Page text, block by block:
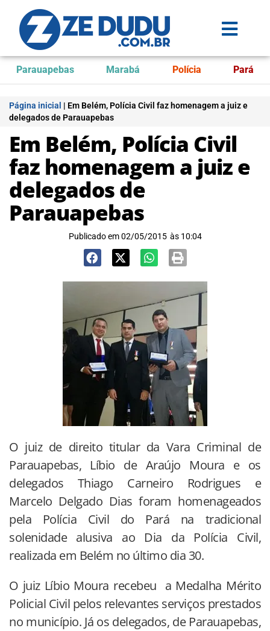
Parauapebas Marabá Polícia Pará
Página inicial | Em Belém, Polícia Civil faz homenagem a juiz e
delegados de Parauapebas
Em Belém, Polícia Civil
faz homenagem a juiz e
delegados de
Parauapebas
Publicado em 02/05/2015 às 10:04
O juiz de direito titular da Vara Criminal de
Parauapebas, Líbio de Araújo Moura e os
delegados Thiago Carneiro Rodrigues e
Marcelo Delgado Dias foram homenageados
pela Polícia Civil do Pará na tradicional
solenidade alusiva ao Dia da Polícia Civil,
realizada em Belém no último dia 30.
O juiz Líbio Moura recebeu a Medalha Mérito
Policial Civil pelos relevantes serviços prestados
no município. Já os delegados, de Parauapebas,